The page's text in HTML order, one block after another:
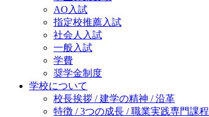
AO入試
指定校推薦入試
社会人入試
一般入試
学費
奨学金制度
学校について
校長挨拶 / 建学の精神 / 沿革
特徴 / 3つの成長 / 職業実践専門課程